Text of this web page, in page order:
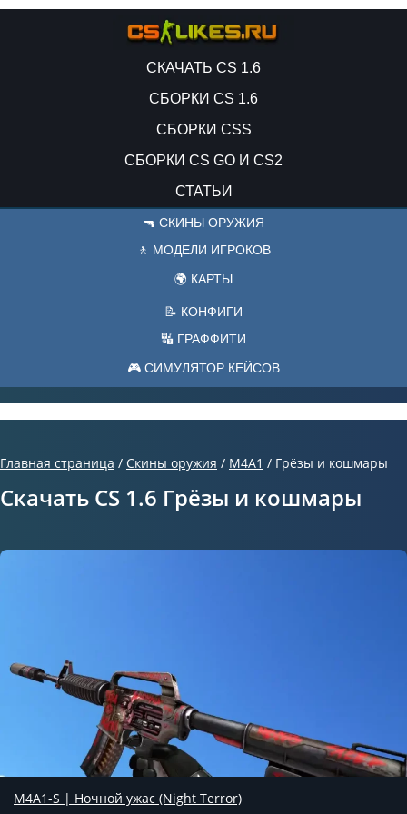
СКАЧАТЬ CS 1.6
СБОРКИ CS 1.6
СБОРКИ CSS
СБОРКИ CS GO И CS2
СТАТЬИ
🔫 СКИНЫ ОРУЖИЯ
🚶 МОДЕЛИ ИГРОКОВ
🌍 КАРТЫ
📝 КОНФИГИ
🔣 ГРАФФИТИ
🎮 СИМУЛЯТОР КЕЙСОВ
Главная страница / Скины оружия / М4А1 / Грёзы и кошмары
Скачать CS 1.6 Грёзы и кошмары
M4A1-S | Ночной ужас (Night Terror)